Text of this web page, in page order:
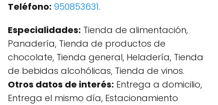
Teléfono: 950853631.
Especialidades: Tienda de alimentación,
Panadería, Tienda de productos de
chocolate, Tienda general, Heladería, Tienda
de bebidas alcohólicas, Tienda de vinos.
Otros datos de interés: Entrega a domicilio,
Entrega el mismo día, Estacionamiento